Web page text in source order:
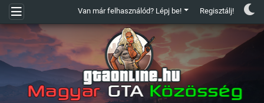
Van már felhasználód? Lépj be! Regisztálj!